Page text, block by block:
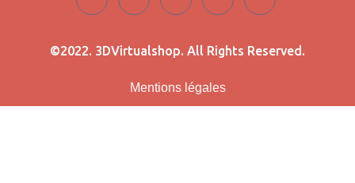
©2022. 3DVirtualshop. All Rights Reserved.
Mentions légales